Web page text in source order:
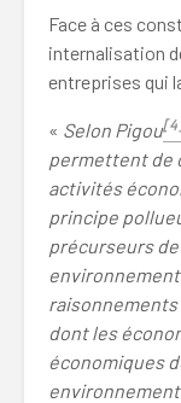
Face à ces
internalisation
entreprises qui
« Selon Pigou
permettent de
activités
principe
précurseurs
dont les
économiques